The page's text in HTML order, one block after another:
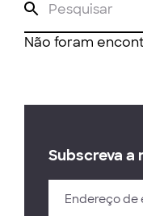
Não foram
Subscreva a